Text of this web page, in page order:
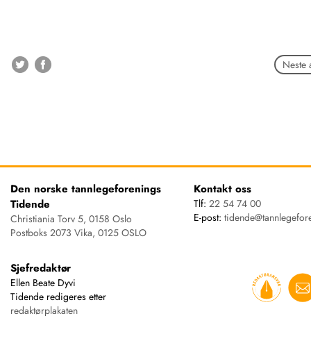
Neste
Den norske tannlegeforenings
Tidende
Christiania Torv 5, 0158 Oslo
Postboks 2073 Vika, 0125 OSLO
Kontakt oss
Tlf: 22 54 74 00
E-post:
Sjefredaktør
Ellen Beate Dyvi
Tidende redigeres etter
redaktørplakaten